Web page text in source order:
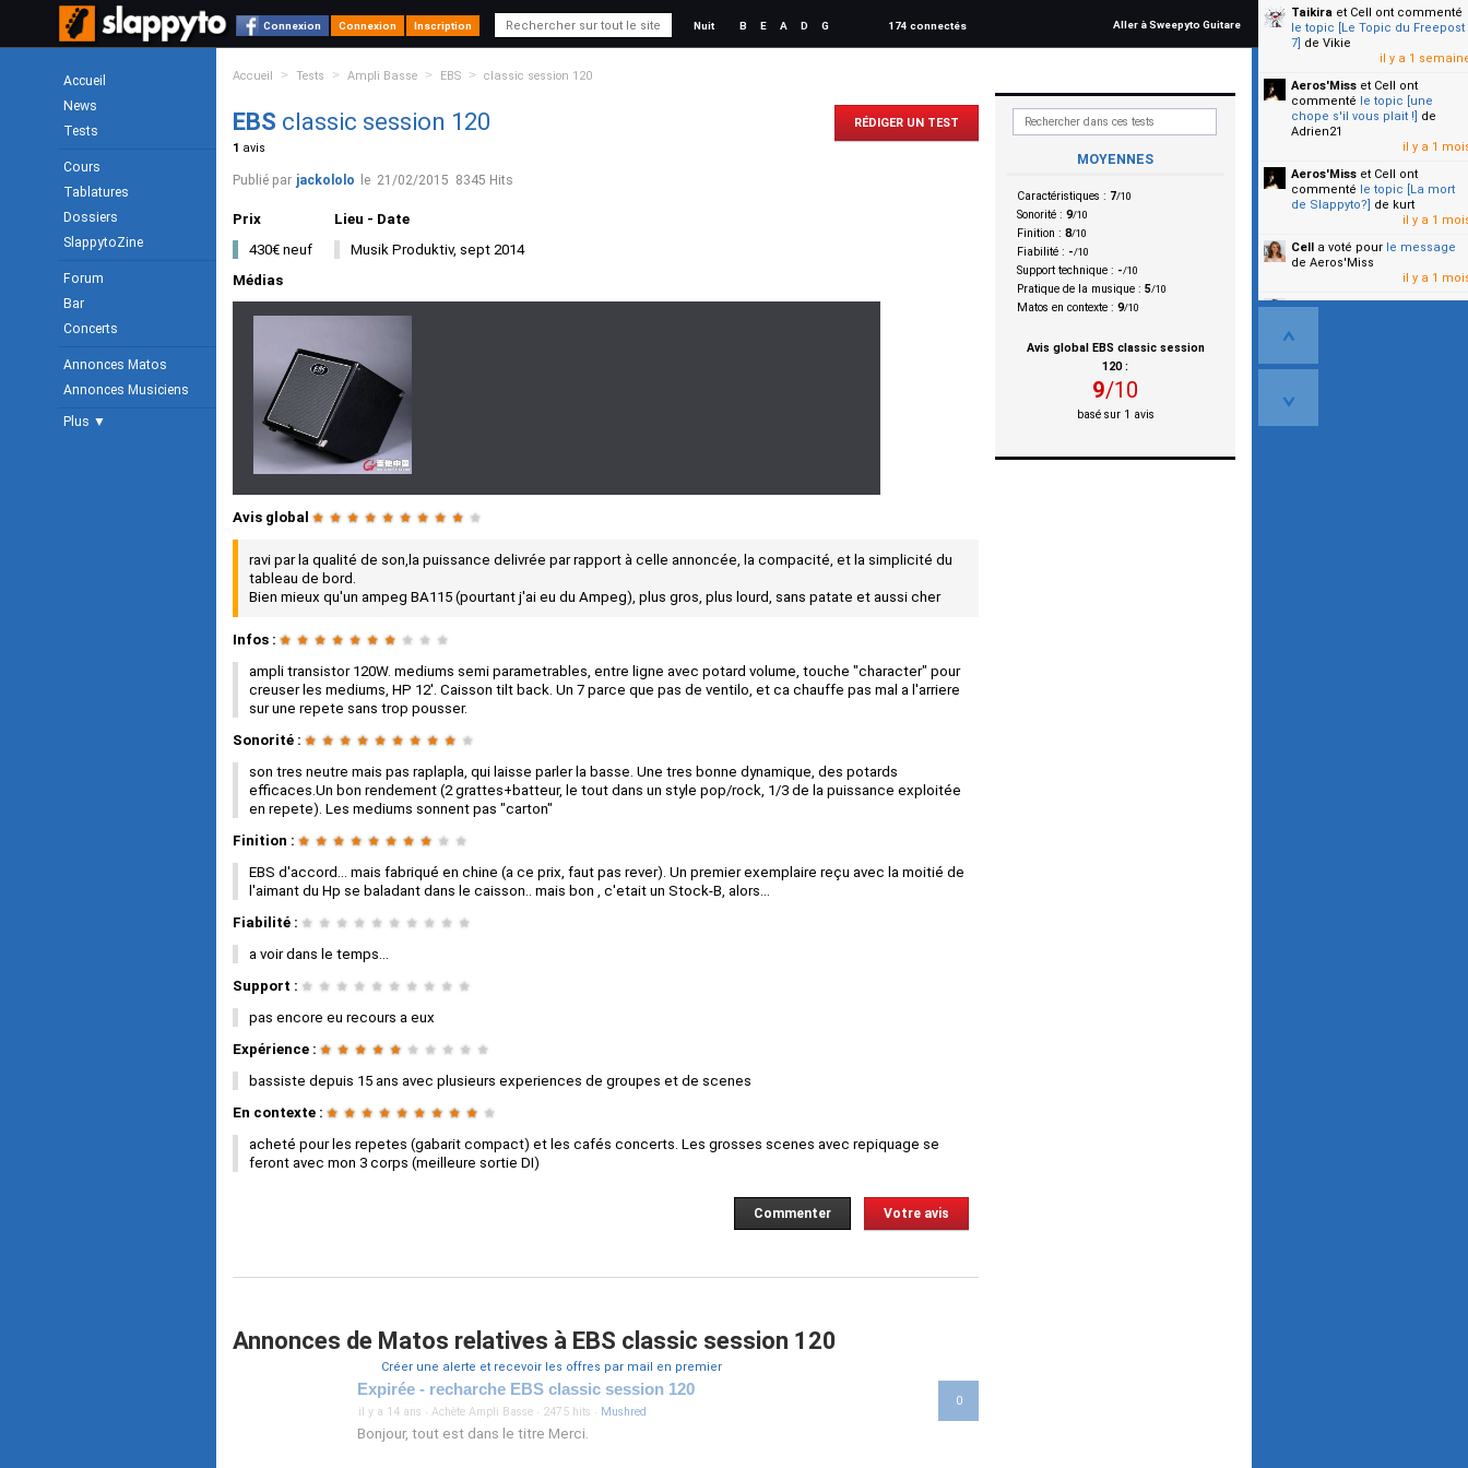
Connexion Connexion Inscription Nuit B E A D G 174 connectés Aller à Sweepyto Guitare
Accueil
News
Tests
Cours
Tablatures
Dossiers
SlappytoZine
Forum
Bar
Concerts
Annonces Matos
Annonces Musiciens
Plus ▼
Accueil > Tests > Ampli Basse > EBS > classic session 120
EBS classic session 120
1 avis
RÉDIGER UN TEST
MOYENNES
Caractéristiques : 7/10
Sonorité : 9/10
Finition : 8/10
Fiabilité : -/10
Support technique : -/10
Pratique de la musique : 5/10
Matos en contexte : 9/10
Avis global EBS classic session
120 :
9/10
basé sur 1 avis
Publié par jackololo le 21/02/2015 8345 Hits
Prix
430€ neuf
Lieu - Date
Musik Produktiv, sept 2014
Médias
Avis global ★ ★ ★ ★ ★ ★ ★ ★ ★ ★
ravi par la qualité de son,la puissance delivrée par rapport à celle annoncée, la compacité, et la simplicité du
tableau de bord.
Bien mieux qu'un ampeg BA115 (pourtant j'ai eu du Ampeg), plus gros, plus lourd, sans patate et aussi cher
Infos : ★ ★ ★ ★ ★ ★ ★ ★ ★ ★
ampli transistor 120W. mediums semi parametrables, entre ligne avec potard volume, touche "character" pour
creuser les mediums, HP 12'. Caisson tilt back. Un 7 parce que pas de ventilo, et ca chauffe pas mal a l'arriere
sur une repete sans trop pousser.
Sonorité : ★ ★ ★ ★ ★ ★ ★ ★ ★ ★
son tres neutre mais pas raplapla, qui laisse parler la basse. Une tres bonne dynamique, des potards
efficaces.Un bon rendement (2 grattes+batteur, le tout dans un style pop/rock, 1/3 de la puissance exploitée
en repete). Les mediums sonnent pas "carton"
Finition : ★ ★ ★ ★ ★ ★ ★ ★ ★ ★
EBS d'accord... mais fabriqué en chine (a ce prix, faut pas rever). Un premier exemplaire reçu avec la moitié de
l'aimant du Hp se baladant dans le caisson.. mais bon , c'etait un Stock-B, alors...
Fiabilité : ★ ★ ★ ★ ★ ★ ★ ★ ★ ★
a voir dans le temps...
Support : ★ ★ ★ ★ ★ ★ ★ ★ ★ ★
pas encore eu recours a eux
Expérience : ★ ★ ★ ★ ★ ★ ★ ★ ★ ★
bassiste depuis 15 ans avec plusieurs experiences de groupes et de scenes
En contexte : ★ ★ ★ ★ ★ ★ ★ ★ ★ ★
acheté pour les repetes (gabarit compact) et les cafés concerts. Les grosses scenes avec repiquage se
feront avec mon 3 corps (meilleure sortie DI)
Commenter Votre avis
Annonces de Matos relatives à EBS classic session 120
Créer une alerte et recevoir les offres par mail en premier
0
Expirée - recharche EBS classic session 120
il y a 14 ans · Achète Ampli Basse · 2475 hits · Mushred
Bonjour, tout est dans le titre Merci.
Taikira et Cell ont commenté
le topic [Le Topic du Freepost
7] de Vikie
il y a 1
Aeros'Miss et Cell ont
commenté le topic [une
chope s'il vous plait !] de
Adrien21
il y a 1
Aeros'Miss et Cell ont
commenté le topic [La mort
de Slappyto?] de kurt
il y a 1
Cell a voté pour le message
de Aeros'Miss
il y a 1
Cella voté pourle message